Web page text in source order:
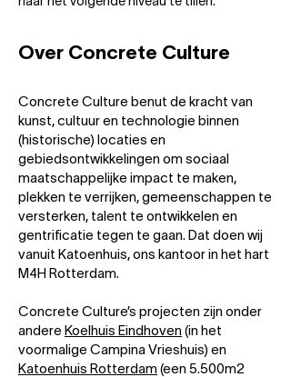
Over Concrete Culture
Concrete Culture benut de kracht van
kunst, cultuur en technologie binnen
(historische) locaties en
gebiedsontwikkelingen om sociaal
maatschappelijke impact te maken,
plekken te verrijken, gemeenschappen te
versterken, talent te ontwikkelen en
gentrificatie tegen te gaan. Dat doen wij
vanuit Katoenhuis, ons kantoor in het hart
M4H Rotterdam.
Concrete Culture’s projecten zijn onder
andere Koelhuis Eindhoven (in het
voormalige Campina Vrieshuis) en
Katoenhuis Rotterdam (een 5.500m2